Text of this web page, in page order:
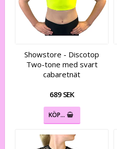
Showstore - Discotop
Two-tone med svart
cabaretnät
689 SEK
KÖP…